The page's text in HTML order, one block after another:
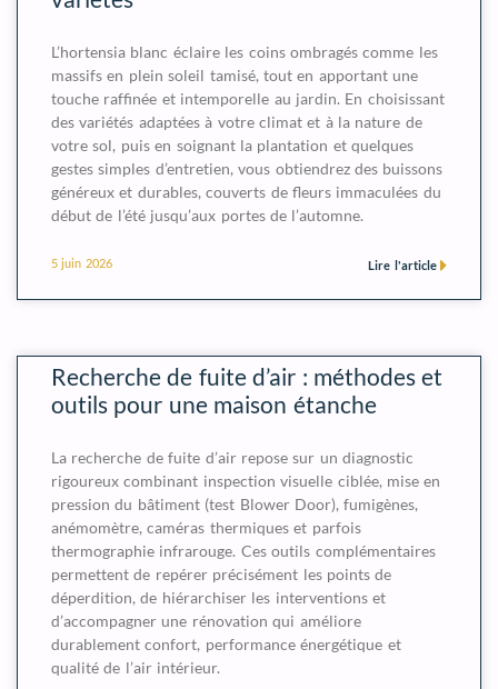
L’hortensia blanc éclaire les coins ombragés comme les
massifs en plein soleil tamisé, tout en apportant une
touche raffinée et intemporelle au jardin. En choisissant
des variétés adaptées à votre climat et à la nature de
votre sol, puis en soignant la plantation et quelques
gestes simples d’entretien, vous obtiendrez des buissons
généreux et durables, couverts de fleurs immaculées du
début de l’été jusqu’aux portes de l’automne.
Lire l'article
5 juin 2026
Recherche de fuite d’air : méthodes et
outils pour une maison étanche
La recherche de fuite d’air repose sur un diagnostic
rigoureux combinant inspection visuelle ciblée, mise en
pression du bâtiment (test Blower Door), fumigènes,
anémomètre, caméras thermiques et parfois
thermographie infrarouge. Ces outils complémentaires
permettent de repérer précisément les points de
déperdition, de hiérarchiser les interventions et
d’accompagner une rénovation qui améliore
durablement confort, performance énergétique et
qualité de l’air intérieur.